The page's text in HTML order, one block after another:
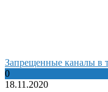
Запрещенные каналы в
0
18.11.2020